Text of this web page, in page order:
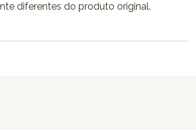
diferentes do produto original.